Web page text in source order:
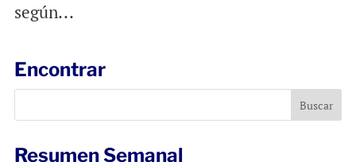
según...
Encontrar
Resumen Semanal